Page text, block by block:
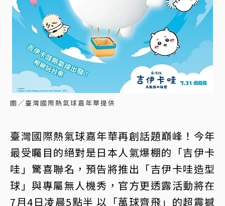
圖／臺灣國際熱氣球嘉年華提供
臺灣國際熱氣球嘉年華再創話題巔峰！今年
最受矚目的絕對是日本人氣爆棚的「吉伊卡
哇」驚喜聯名，預告將推出「吉伊卡哇造型
球」與專屬無人機秀，官方更透露活動將在
7月4日凌晨5點半 以「萬球齊飛」的超震撼